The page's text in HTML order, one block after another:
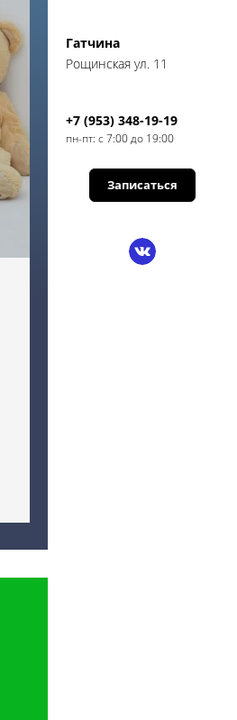
Гатчина
Рощинская ул. 11
+7 (953) 348-19-19
пн-пт: с 7:00 до 19:00
Записаться